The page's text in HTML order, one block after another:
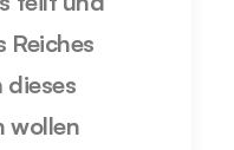
Reiches
dieses
wollen